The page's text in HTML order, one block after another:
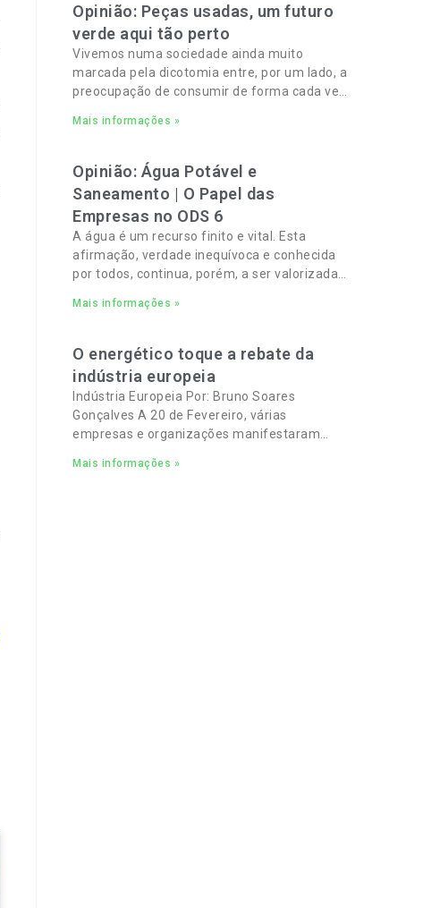
Opinião: Peças usadas, um futuro
verde aqui tão perto
Vivemos numa sociedade ainda muito
marcada pela dicotomia entre, por um lado, a
preocupação de consumir de forma cada vez
necessidade de gerir orçamentos pessoais e
Mais informações »
Opinião: Água Potável e
Saneamento | O Papel das
Empresas no ODS 6
A água é um recurso finito e vital. Esta
afirmação, verdade inequívoca e conhecida
por todos, continua, porém, a ser valorizada,
Mais informações »
O energético toque a rebate da
indústria europeia
Indústria Europeia Por: Bruno Soares
Gonçalves A 20 de Fevereiro, várias
empresas e organizações manifestaram
para complementar o pacto ecológico e
Mais informações »